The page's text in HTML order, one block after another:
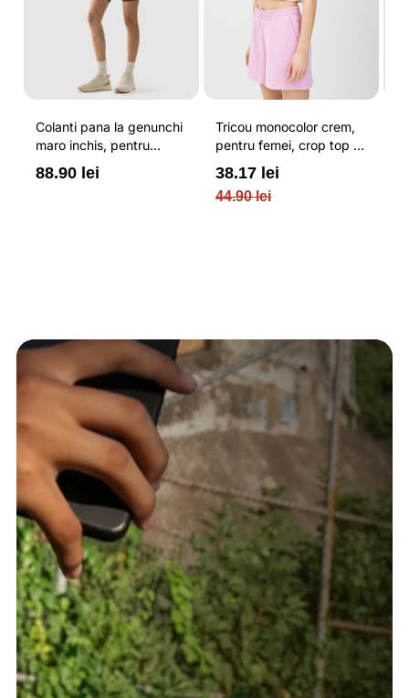
Colanti pana la genunchi
maro inchis, pentru
femei, cu striatii si
cusaturi plate 4F
88.90 lei
Tricou monocolor crem,
pentru femei, crop top si
croiala slim 4F
44.90 lei
38.17 lei